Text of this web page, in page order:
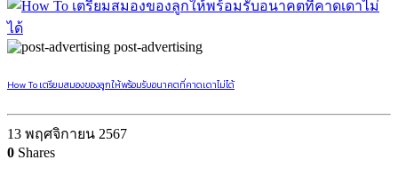
post-advertising
How To เตรียมสมองของลูกให้พร้อมรับอนาคตที่คาดเดาไม่ได้
13 พฤศจิกายน 2567
0 Shares